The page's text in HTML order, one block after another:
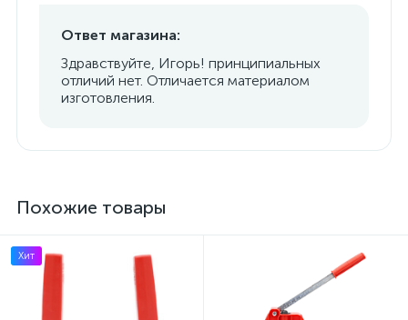
Ответ магазина:
Здравствуйте, Игорь! принципиальных
отличий нет. Отличается материалом
изготовления.
Похожие товары
Хит